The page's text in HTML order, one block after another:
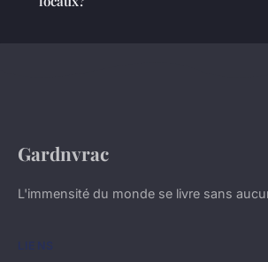
Gardnvrac
L'immensité du monde se livre sans
LIENS